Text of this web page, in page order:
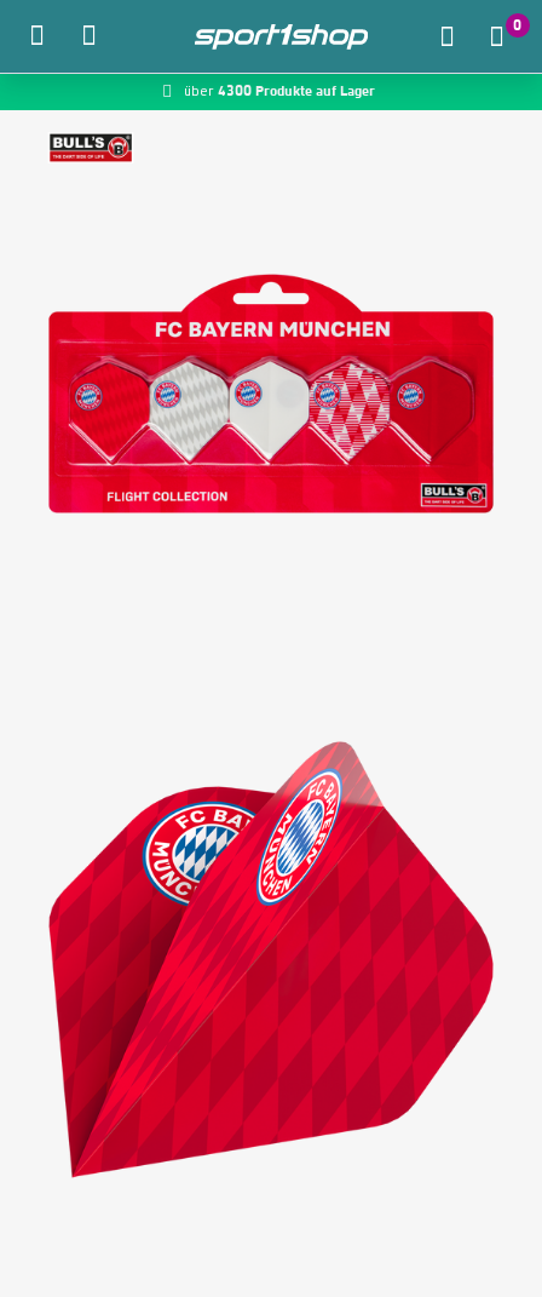
Zum Hauptinhalt springen
0
über 4300 Produkte auf Lager
McDart.de